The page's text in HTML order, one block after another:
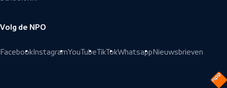
Volg de NPO
Facebook InstagramYouTubeTikTokWhatsapp Nieuwsbrieven